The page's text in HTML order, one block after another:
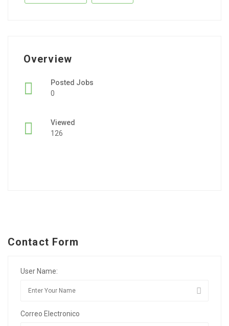
Overview
Posted Jobs
0
Viewed
126
Contact Form
User Name:
Correo Electronico